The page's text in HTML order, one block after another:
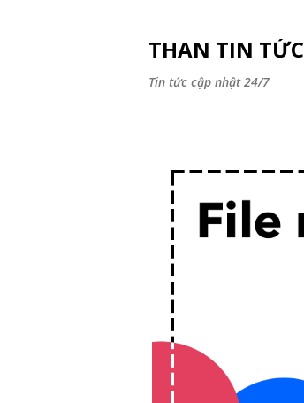
THAN TIN TỨC
Tin tức cập nhật 24/7